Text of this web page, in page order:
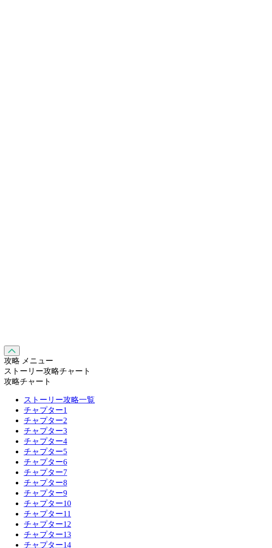
攻略 メニュー
ストーリー攻略チャート
攻略チャート
ストーリー攻略一覧
チャプター1
チャプター2
チャプター3
チャプター4
チャプター5
チャプター6
チャプター7
チャプター8
チャプター9
チャプター10
チャプター11
チャプター12
チャプター13
チャプター14